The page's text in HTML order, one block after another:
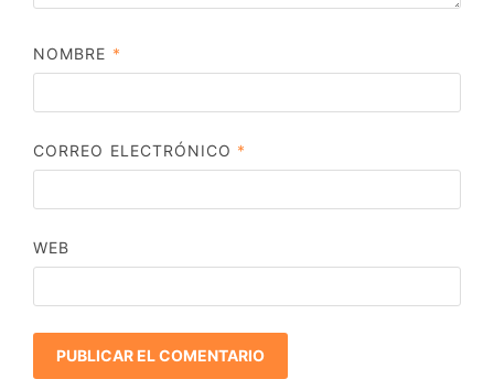
NOMBRE *
CORREO ELECTRÓNICO *
WEB